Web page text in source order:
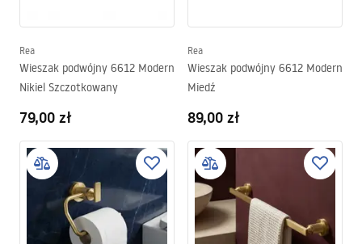
Rea
Wieszak podwójny 6612 Modern
Nikiel Szczotkowany
79,00 zł
Rea
Wieszak podwójny 6612 Modern
Miedź
89,00 zł